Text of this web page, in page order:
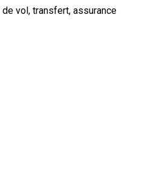
vol, transfert, assurance